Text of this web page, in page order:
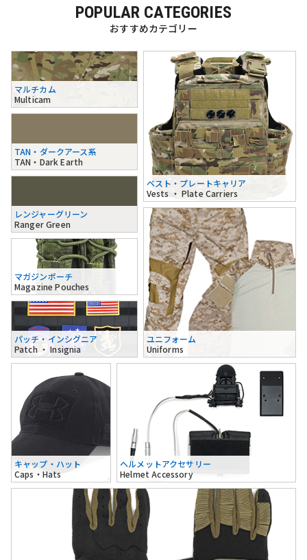
POPULAR CATEGORIES
おすすめカテゴリー
マルチカム
Multicam
TAN・ダークアース系
TAN・Dark Earth
レンジャーグリーン
Ranger Green
ベスト・プレートキャリア
Vests ・ Plate Carriers
マガジンポーチ
Magazine Pouches
パッチ・インシグニア
Patch ・ Insignia
ユニフォーム
Uniforms
キャップ・ハット
Caps・Hats
ヘルメットアクセサリー
Helmet Accessory